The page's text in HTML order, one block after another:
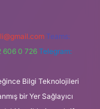
Teams:
606 0 726 Telegram:
Bilgi Teknolojileri
bir Yer Sağlayıcı